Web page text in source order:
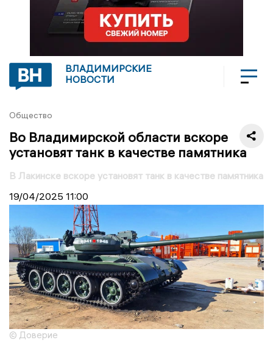
ВЛАДИМИРСКИЕ
НОВОСТИ
Общество
Во Владимирской области вскоре
установят танк в качестве памятника
В Лакинске вскоре установят танк в качестве памятника
19/04/2025 11:00
© Доверие